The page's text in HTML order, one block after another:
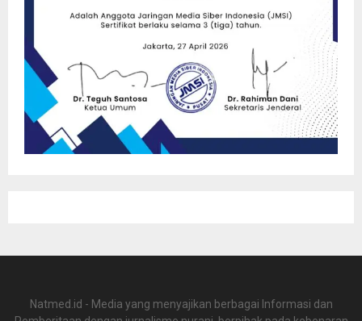
Natmed.id - Media yang menyajikan berbagai Informasi dan